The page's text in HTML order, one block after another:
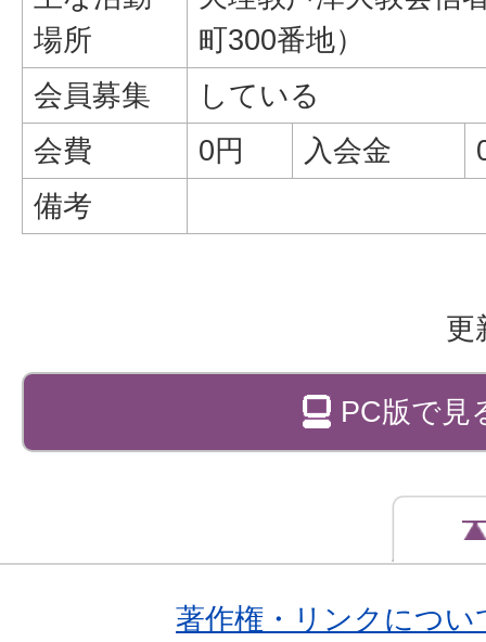
場所
町300番地）
会員募集
している
会費
0円 入会金
備考
更
PC版で見
著作権・リンクについ